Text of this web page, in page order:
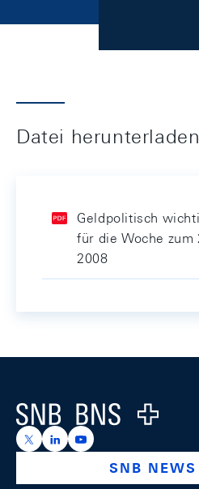
Datei herunterladen
Geldpolitisch
für die Woche zum
2008
Logo
https://x.com/snb_bns
https://https://
SNB NEWS